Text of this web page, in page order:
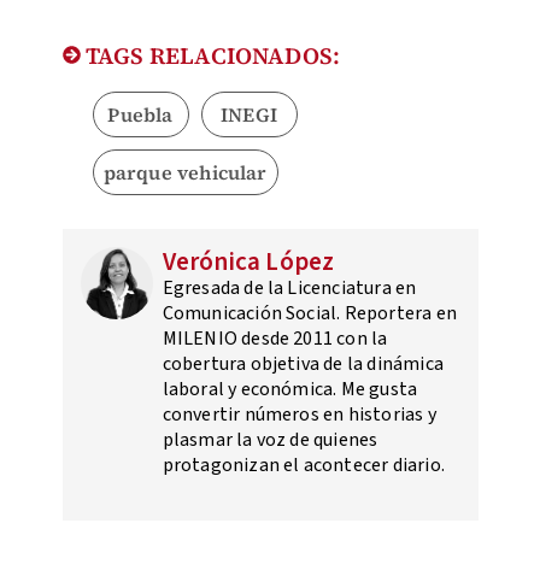
TAGS RELACIONADOS:
Puebla INEGI
parque vehicular
Verónica López
Egresada de la Licenciatura en
Comunicación Social. Reportera en
MILENIO desde 2011 con la
cobertura objetiva de la dinámica
laboral y económica. Me gusta
convertir números en historias y
plasmar la voz de quienes
protagonizan el acontecer diario.